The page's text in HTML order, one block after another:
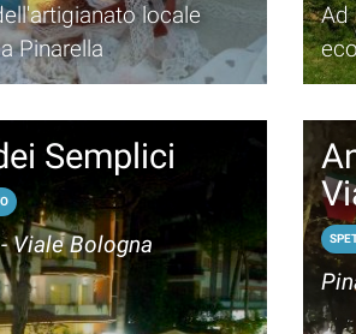
locale
Pinarella
Ad
Semplici
Viale Bologna